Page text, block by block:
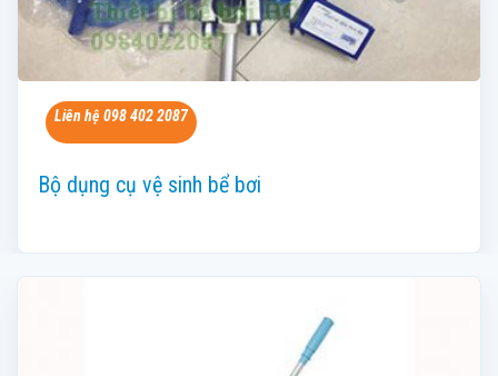
Liên hệ 098 402 2087
Bộ dụng cụ vệ sinh bể bơi